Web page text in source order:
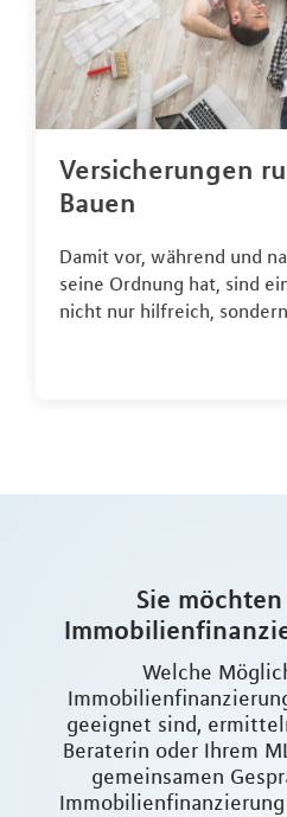
Versicherungen
Bauen
Damit vor, während und
seine Ordnung hat, sind
nicht nur hilfreich,
Sie
Welche
geeignet sind,
Beraterin oder Ihrem
gemeinsamen